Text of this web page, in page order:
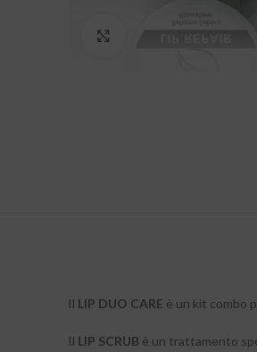
Clicca per ingrandire
Il LIP DUO CARE è un kit combo
Il LIP SCRUB è un trattamento